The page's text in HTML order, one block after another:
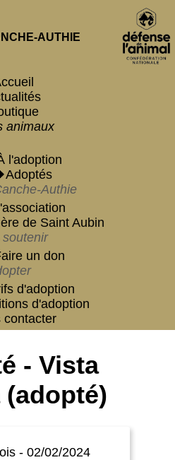
AUTHIE
animaux
l'adoption
Adoptés
Authie
de Saint Aubin
soutenir
un don
d'adoption
d'adoption
contacter
- Vista
- 02/02/2024